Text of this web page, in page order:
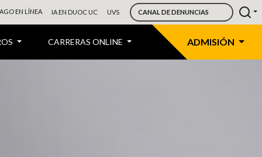
CARRERAS ONLINE ADMISIÓN
EN LÍNEA IA EN DUOC UC UVS CANAL DE DENUNCIAS